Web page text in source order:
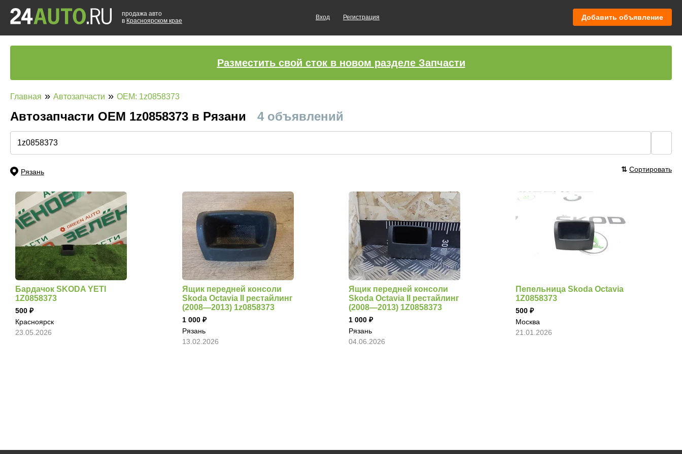
продажа авто
в Красноярском крае
Вход Регистрация Добавить объявление
Разместить свой сток в новом разделе Запчасти
Главная » Автозапчасти » OEM: 1z0858373
Автозапчасти ОЕМ 1z0858373 в Рязани 4 объявлений
Рязань ⇅ Сортировать
Бардачок SKODA YETI
1Z0858373
500
Красноярск
23.05.2026
Ящик передней консоли
Skoda Octavia II рестайлинг
(2008—2013) 1z0858373
1 000
Рязань
13.02.2026
Ящик передней консоли
Skoda Octavia II рестайлинг
(2008—2013) 1Z0858373
1 000
Рязань
04.06.2026
Пепельница Skoda Octavia
1Z0858373
500
Москва
21.01.2026